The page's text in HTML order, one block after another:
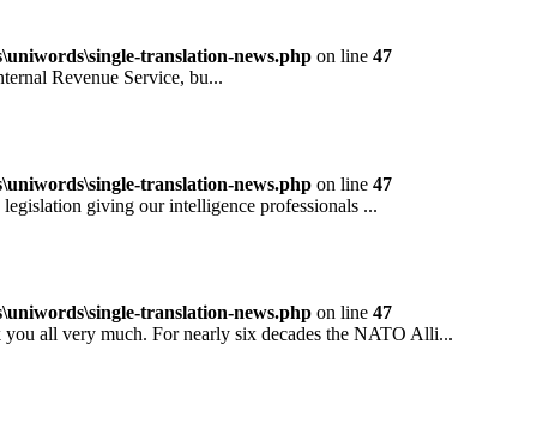
translation-news.php on line 47
Revenue Service, bu...
translation-news.php on line 47
giving our intelligence professionals ...
translation-news.php on line 47
all very much. For nearly six decades the NATO Alli...